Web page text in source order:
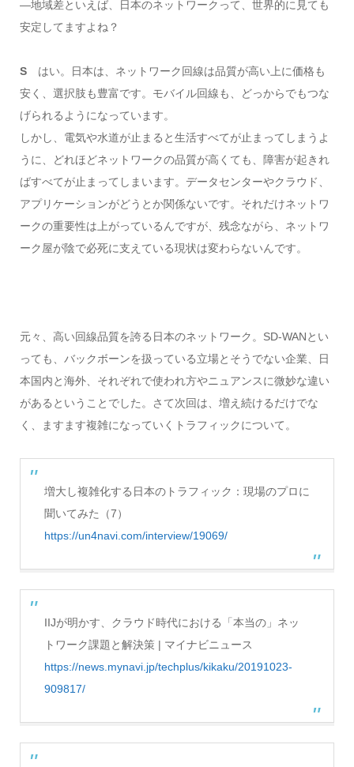
―地域差といえば、日本のネットワークって、世界的に見ても
安定してますよね？
Sはい。日本は、ネットワーク回線は品質が高い上に価格も
安く、選択肢も豊富です。モバイル回線も、どっからでもつな
げられるようになっています。
しかし、電気や水道が止まると生活すべてが止まってしまうよ
うに、どれほどネットワークの品質が高くても、障害が起きれ
ばすべてが止まってしまいます。データセンターやクラウド、
アプリケーションがどうとか関係ないです。それだけネットワ
ークの重要性は上がっているんですが、残念ながら、ネットワ
ーク屋が陰で必死に支えている現状は変わらないんです。
元々、高い回線品質を誇る日本のネットワーク。SD-WANとい
っても、バックボーンを扱っている立場とそうでない企業、日
本国内と海外、それぞれで使われ方やニュアンスに微妙な違い
があるということでした。さて次回は、増え続けるだけでな
く、ますます複雑になっていくトラフィックについて。
増大し複雑化する日本のトラフィック：現場のプロに
聞いてみた（7）
https://un4navi.com/interview/19069/
IIJが明かす、クラウド時代における「本当の」ネッ
トワーク課題と解決策 | マイナビニュース
https://news.mynavi.jp/techplus/kikaku/20191023-
909817/